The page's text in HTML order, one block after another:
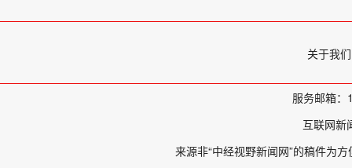
关于我们
服务邮箱
互联网新
来源非“中经视野新闻网”的稿件为